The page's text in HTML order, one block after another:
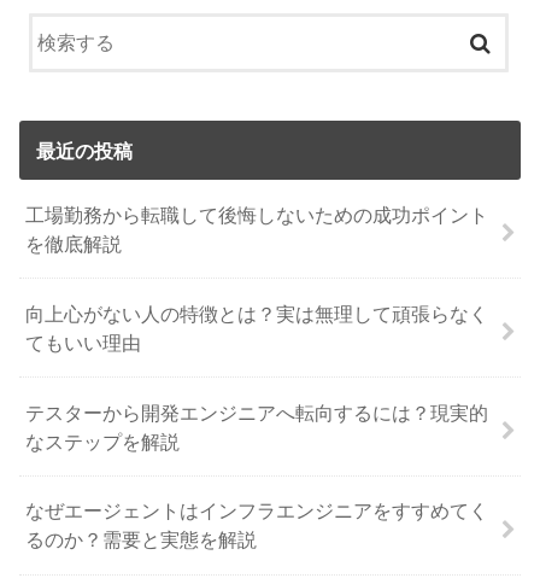
最近の投稿
工場勤務から転職して後悔しないための成功ポイント
を徹底解説
向上心がない人の特徴とは？実は無理して頑張らなく
てもいい理由
テスターから開発エンジニアへ転向するには？現実的
なステップを解説
なぜエージェントはインフラエンジニアをすすめてく
るのか？需要と実態を解説